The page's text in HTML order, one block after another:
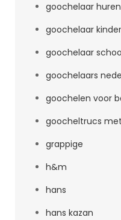
goochelaar huren
goochelaar
goochelaar
goochelaars
goochelen voor
goocheltrucs
grappige
h&m
hans
hans kazan